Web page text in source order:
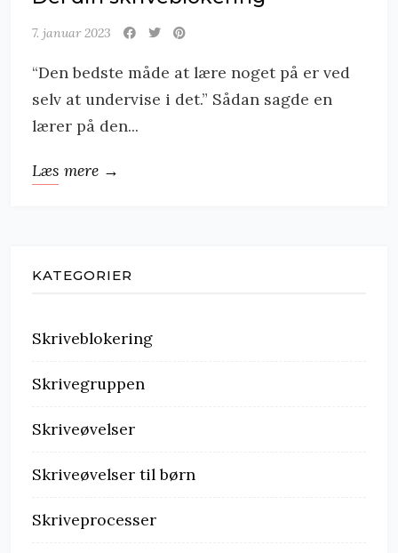
7. januar 2023
“Den bedste måde at lære noget på er ved
selv at undervise i det.” Sådan sagde en
lærer på den...
Læs mere →
KATEGORIER
Skriveblokering
Skrivegruppen
Skriveøvelser
Skriveøvelser til børn
Skriveprocesser